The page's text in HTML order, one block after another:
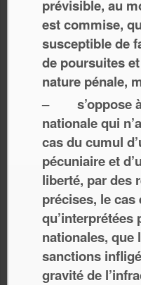
prévisible, au
est commise,
susceptible de
de poursuites
nature pénale,
– s’oppose à
nationale qui
cas du cumul
pécuniaire et
liberté, par des
précises, le cas
nationales, que
sanctions
gravité de